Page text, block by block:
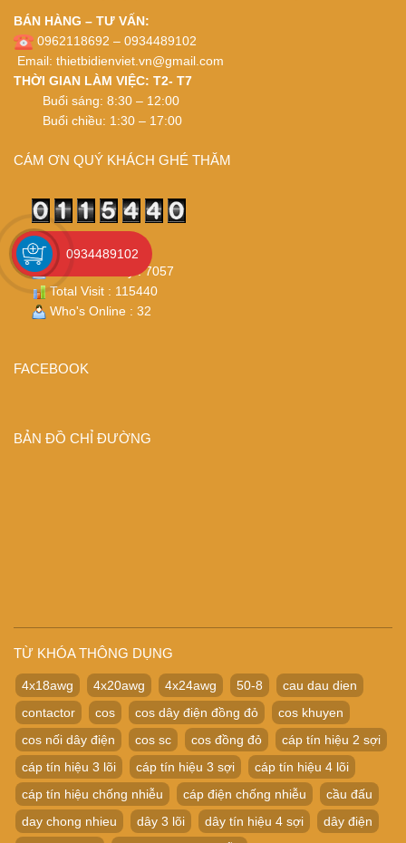
BÁN HÀNG – TƯ VẤN:
0962118692 – 0934489102
Email: thietbidienviet.vn@gmail.com
THỜI GIAN LÀM VIỆC: T2- T7
Buổi sáng: 8:30 – 12:00
Buổi chiều: 1:30 – 17:00
CÁM ƠN QUÝ KHÁCH GHÉ THĂM
Visit Today : 3541
Visit Yesterday : 7057
Total Visit : 115440
Who's Online : 32
FACEBOOK
BẢN ĐỒ CHỈ ĐƯỜNG
TỪ KHÓA THÔNG DỤNG
4x18awg 4x20awg 4x24awg 50-8
cau dau dien
contactor
cos cos dây điện đồng đỏ
cos khuyen
cos nối dây điện
cos sc cos đồng đỏ
cáp tín hiệu 2 sợi
cáp tín hiệu 3 lõi
cáp tín hiệu 3 sợi
cáp tín hiệu 4 lõi
cáp tín hiệu chống nhiễu
cáp điện chống nhiễu
cầu đấu
day chong nhieu
dây 3 lõi dây tín hiệu 4 sợi
dây điện
0934489102